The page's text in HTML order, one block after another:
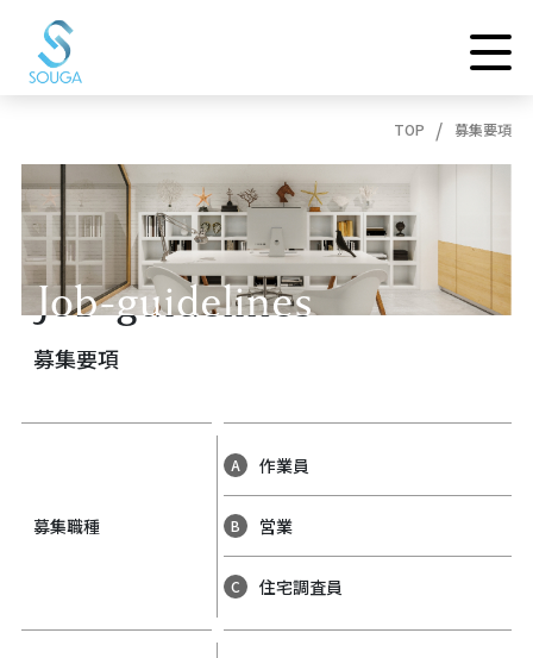
TOP 募集要項
Job-guidelines
Job-guidelines
募集要項
募集職種
A 作業員
B 営業
C 住宅調査員